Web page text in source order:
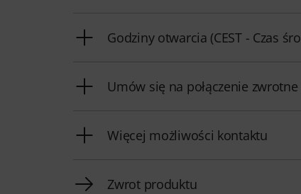
Godziny otwarcia (CEST - Czas
Umów się na połączenie zwrotne
Więcej możliwości kontaktu
Zwrot produktu